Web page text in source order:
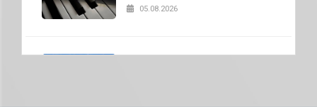
05.08.2026